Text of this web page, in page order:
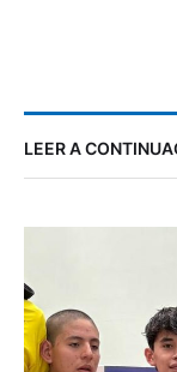
LEER A